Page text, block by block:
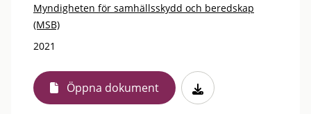
Myndigheten för samhällsskydd och beredskap
(MSB)
2021
Öppna dokument